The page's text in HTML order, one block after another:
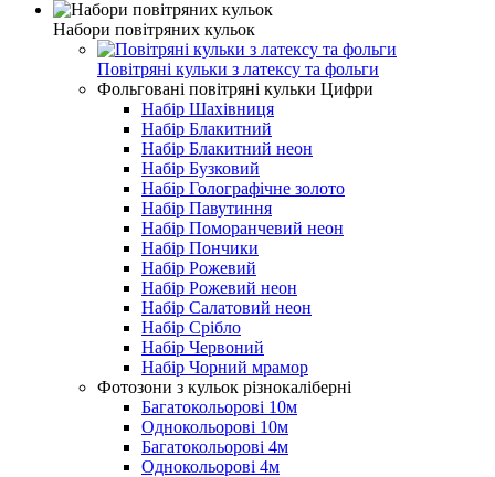
Набори повітряних кульок
Повітряні кульки з латексу та фольги
Фольговані повітряні кульки Цифри
Набір Шахівниця
Набір Блакитний
Набір Блакитний неон
Набір Бузковий
Набір Голографічне золото
Набір Павутиння
Набір Поморанчевий неон
Набір Пончики
Набір Рожевий
Набір Рожевий неон
Набір Салатовий неон
Набір Срібло
Набір Червоний
Набір Чорний мрамор
Фотозони з кульок різнокаліберні
Багатокольорові 10м
Однокольорові 10м
Багатокольорові 4м
Однокольорові 4м